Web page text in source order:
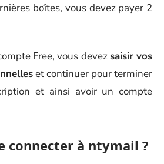
boîtes, vous devez payer 2
Free, vous devez saisir vos
et continuer pour terminer
et ainsi avoir un compte
connecter à ntymail ?